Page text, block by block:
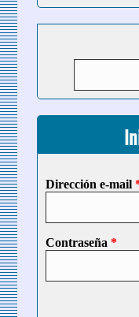
Dirección e-mail
Contraseña *